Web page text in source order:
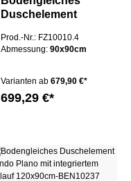
Duschelement
Plano" von wedi mit
integriertem Ablauf
Prod.-Nr.: FZ10010.4
Abmessung: 90x90cm
Varianten ab 679,90 €*
699,29 €*